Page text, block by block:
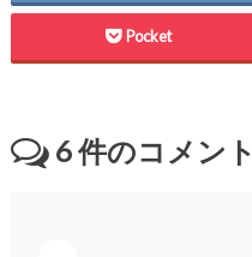
Pocket
6件のコメント